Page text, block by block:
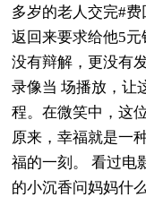
多岁的老人交完#
返回来要求给他5
没有辩解，更没有
录像当 场播放，让
程。在微笑中，这
原来，幸福就是一
福的一刻。 看过电
的小沉香问妈妈什